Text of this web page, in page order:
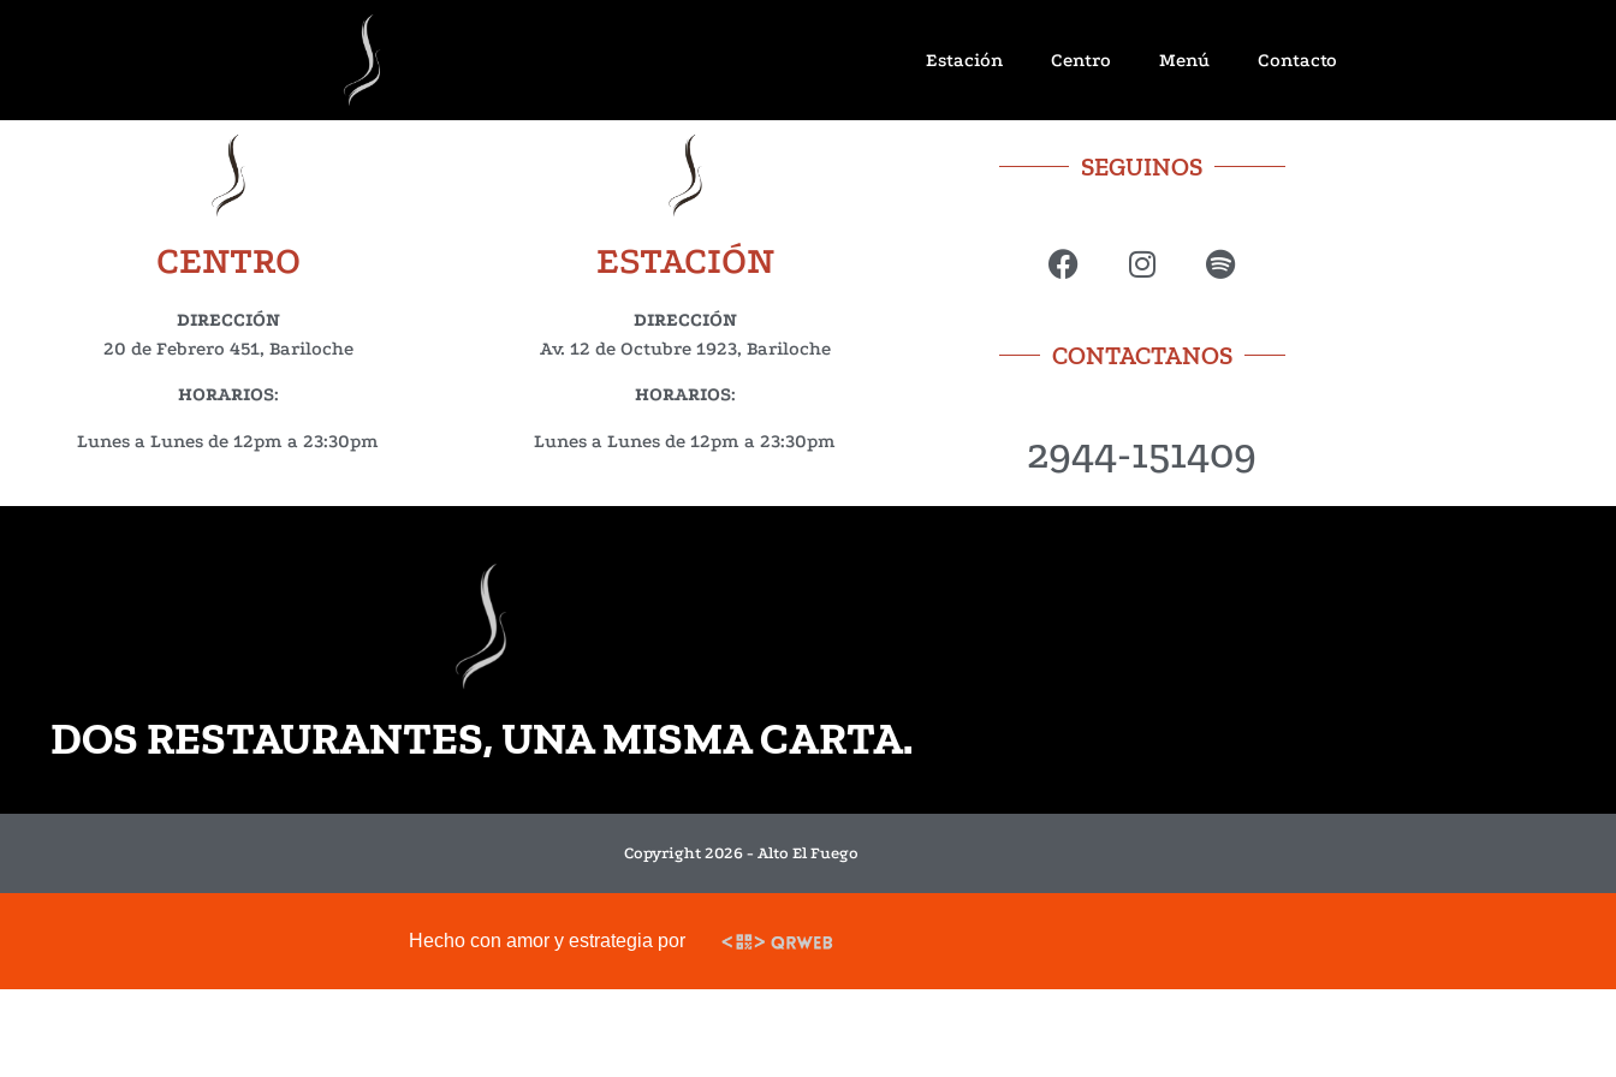
Estación Centro Menú Contacto
CENTRO
DIRECCIÓN
20 de Febrero 451, Bariloche
HORARIOS:
Lunes a Lunes de 12pm a 23:30pm
ESTACIÓN
DIRECCIÓN
Av. 12 de Octubre 1923, Bariloche
HORARIOS:
Lunes a Lunes de 12pm a 23:30pm
SEGUINOS
CONTACTANOS
2944-151409
DOS RESTAURANTES, UNA MISMA CARTA.
Copyright 2026 - Alto El Fuego
Hecho con amor y estrategia por